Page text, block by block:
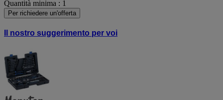
Quantità minima : 1
Per richiedere un'offerta
Il nostro suggerimento per voi